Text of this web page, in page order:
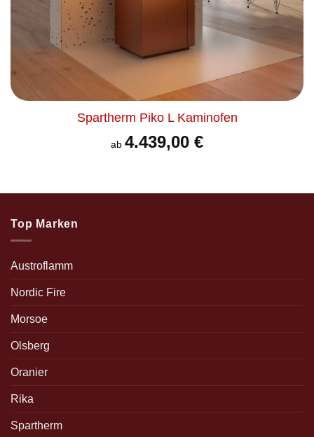
Spartherm Piko L Kaminofen
ab 4.439,00 €
Top Marken
Austroflamm
Nordic Fire
Morsoe
Olsberg
Oranier
Rika
Spartherm